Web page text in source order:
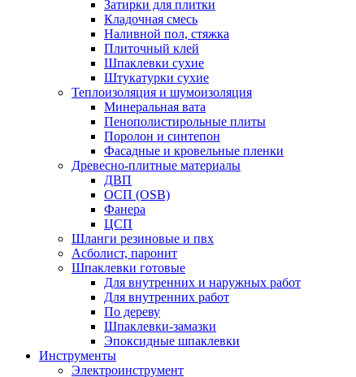
Затирки для плитки
Кладочная смесь
Наливной пол, стяжка
Плиточный клей
Шпаклевки сухие
Штукатурки сухие
Теплоизоляция и шумоизоляция
Минеральная вата
Пенополистирольные плиты
Поролон и синтепон
Фасадные и кровельные пленки
Древесно-плитные материалы
ДВП
ОСП (OSB)
Фанера
ЦСП
Шланги резиновые и пвх
Асболист, паронит
Шпаклевки готовые
Для внутренних и наружных работ
Для внутренних работ
По дереву
Шпаклевки-замазки
Эпоксидные шпаклевки
Инструменты
Электроинструмент